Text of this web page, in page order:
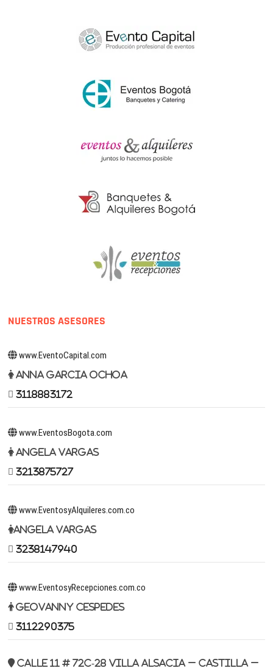
NUESTROS ASESORES
www.EventoCapital.com
Anna Garcia Ochoa
3118883172
www.EventosBogota.com
Angela Vargas
3213875727
www.EventosyAlquileres.com.co
Angela Vargas
3238147940
www.EventosyRecepciones.com.co
Geovanny Cespedes
3112290375
Calle 11 # 72c-28 Villa Alsacia – Castilla –